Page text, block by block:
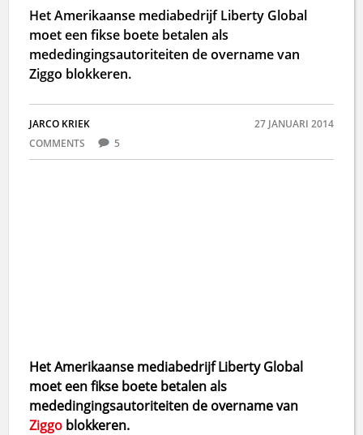
Het Amerikaanse mediabedrijf Liberty Global
moet een fikse boete betalen als
mededingingsautoriteiten de overname van
Ziggo blokkeren.
JARCO KRIEK
27 JANUARI 2014
COMMENTS
5
Het Amerikaanse mediabedrijf Liberty Global
moet een fikse boete betalen als
mededingingsautoriteiten de overname van
Ziggo blokkeren.